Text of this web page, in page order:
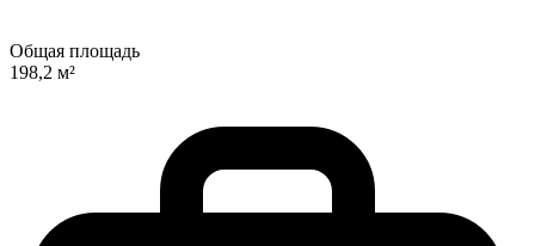
Общая площадь
198,2 м²